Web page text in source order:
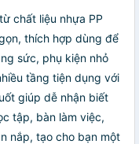
chất liệu nhựa PP
thích hợp dùng để
sức, phụ kiện nhỏ
tầng tiện dụng với
giúp dễ nhận biết
tập, bàn làm việc,
nắp, tạo cho bạn một